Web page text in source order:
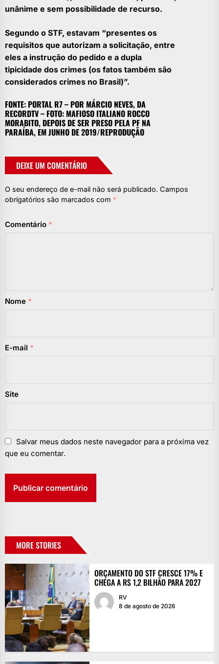
unânime e sem possibilidade de recurso.
Segundo o STF, estavam “presentes os
requisitos que autorizam a solicitação, entre
eles a instrução do pedido e a dupla
tipicidade dos crimes (os fatos também são
considerados crimes no Brasil)”.
FONTE: PORTAL R7 – POR MÁRCIO NEVES, DA
RECORDTV – FOTO: MAFIOSO ITALIANO ROCCO
MORABITO, DEPOIS DE SER PRESO PELA PF NA
PARAÍBA, EM JUNHO DE 2019/REPRODUÇÃO
DEIXE UM COMENTÁRIO
O seu endereço de e-mail não será publicado. Campos
obrigatórios são marcados com *
Comentário *
Nome *
E-mail *
Site
Salvar meus dados neste navegador para a próxima vez
que eu comentar.
MORE STORIES
ORÇAMENTO DO STF CRESCE 17% E
CHEGA A R$ 1,2 BILHÃO PARA 2027
RV
8 de agosto de 2026